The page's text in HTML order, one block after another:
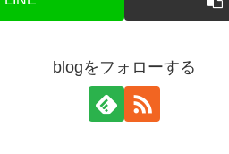
blogをフォローする